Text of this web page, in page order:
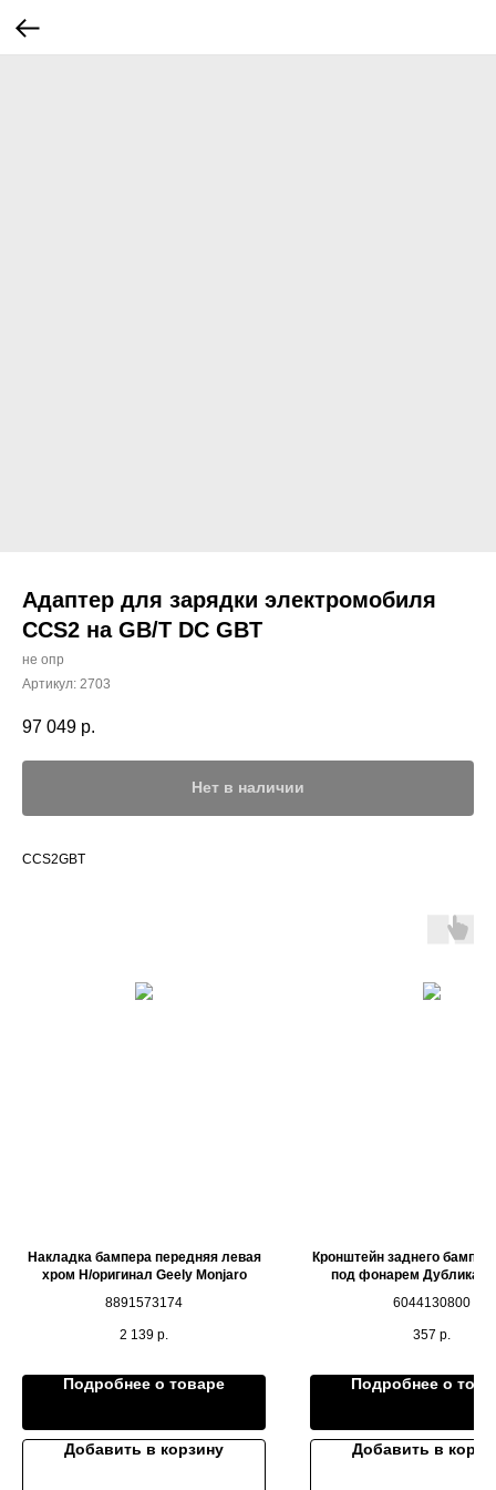
Адаптер для зарядки электромобиля
CCS2 на GB/T DC GBT
не опр
Артикул: 2703
97 049 р.
Нет в наличии
CCS2GBT
Накладка бампера передняя левая
хром Н/оригинал Geely Monjaro
8891573174
2 139 р.
Подробнее о товаре
Добавить в корзину
Кронштейн заднего
под фонарем Дубликат
6044130800
357 р.
Подробнее о
Добавить в